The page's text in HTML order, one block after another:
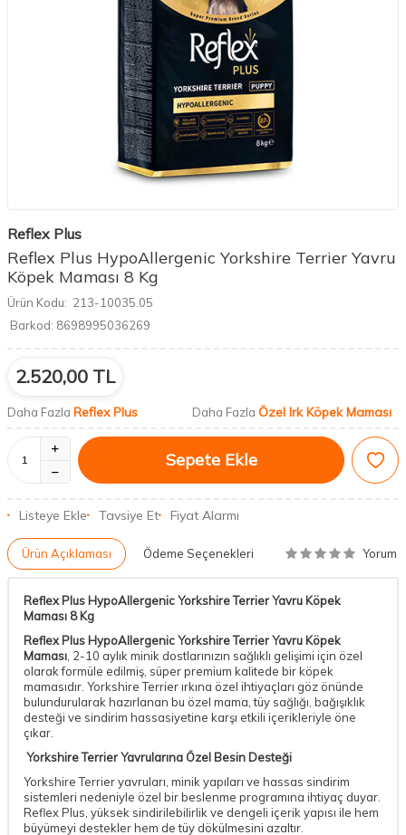
Reflex Plus
Reflex Plus HypoAllergenic Yorkshire Terrier Yavru
Köpek Maması 8 Kg
Ürün Kodu: 213-10035.05
Barkod: 8698995036269
2.520,00 TL
Daha Fazla Reflex Plus Daha Fazla Özel Irk Köpek Maması
Sepete Ekle
Listeye Ekle Tavsiye Et Fiyat Alarmı
Ürün Açıklaması Ödeme Seçenekleri Yorum
Reflex Plus HypoAllergenic Yorkshire Terrier Yavru Köpek
Maması 8 Kg
Reflex Plus HypoAllergenic Yorkshire Terrier Yavru Köpek
Maması , 2-10 aylık minik dostlarınızın sağlıklı gelişimi için özel
olarak formüle edilmiş, süper premium kalitede bir köpek
mamasıdır. Yorkshire Terrier ırkına özel ihtiyaçları göz önünde
bulundurularak hazırlanan bu özel mama, tüy sağlığı, bağışıklık
desteği ve sindirim hassasiyetine karşı etkili içerikleriyle öne
çıkar.
Yorkshire Terrier Yavrularına Özel Besin Desteği
Yorkshire Terrier yavruları, minik yapıları ve hassas sindirim
sistemleri nedeniyle özel bir beslenme programına ihtiyaç duyar.
Reflex Plus, yüksek sindirilebilirlik ve dengeli içerik yapısı ile hem
büyümeyi destekler hem de tüy dökülmesini azaltır.